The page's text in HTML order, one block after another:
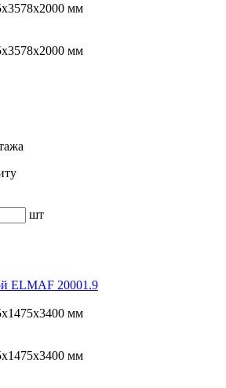
мм
мм
шт
ELMAF 20001.9
мм
мм